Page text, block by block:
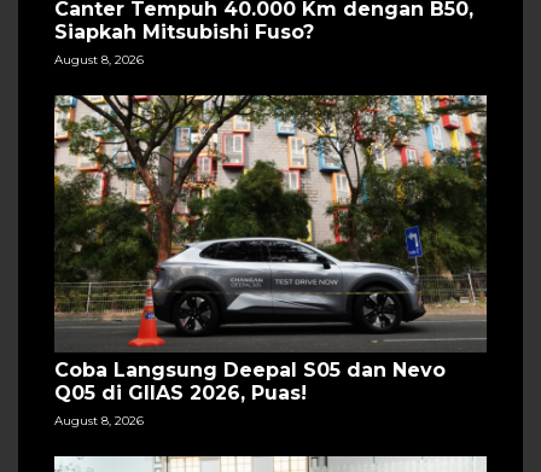
Canter Tempuh 40.000 Km dengan B50,
Siapkah Mitsubishi Fuso?
August 8, 2026
Coba Langsung Deepal S05 dan Nevo
Q05 di GIIAS 2026, Puas!
August 8, 2026